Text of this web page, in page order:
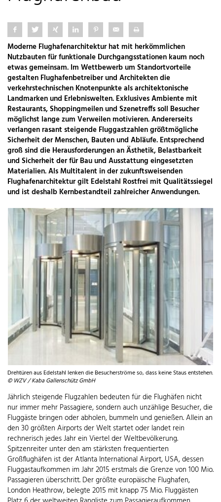
Moderne Flughafenarchitektur hat mit herkömmlichen
Nutzbauten für funktionale Durchgangsstationen kaum noch
etwas gemeinsam. Im Wettbewerb um Standortvorteile
gestalten Flughafenbetreiber und Architekten die
verkehrstechnischen Knotenpunkte als architektonische
Landmarken und Erlebniswelten. Exklusives Ambiente mit
Restaurants, Shoppingmeilen und Szenetreffs soll Besucher
möglichst lange zum Verweilen motivieren. Andererseits
verlangen rasant steigende Fluggastzahlen größtmögliche
Sicherheit der Menschen, Bauten und Abläufe. Entsprechend
groß sind die Herausforderungen an Ästhetik, Belastbarkeit
und Sicherheit der für Bau und Ausstattung eingesetzten
Materialien. Als Multitalent in der zukunftsweisenden
Flughafenarchitektur gilt Edelstahl Rostfrei mit Qualitätssiegel
und ist deshalb Kernbestandteil zahlreicher Anwendungen.
Drehtüren aus Edelstahl lenken die Besucherströme so, dass keine Staus entstehen.
© WZV / Kaba Gallenschütz GmbH
Jährlich steigende Flugzahlen bedeuten für die Flughäfen nicht
nur immer mehr Passagiere, sondern auch unzählige Besucher, die
Fluggäste bringen oder abholen, bummeln und genießen. Allein an
den 30 größten Airports der Welt startet oder landet rein
rechnerisch jedes Jahr ein Viertel der Weltbevölkerung.
Spitzenreiter unter den am stärksten frequentierten
Großflughäfen ist der Atlanta International Airport, USA, dessen
Fluggastaufkommen im Jahr 2015 erstmals die Grenze von 100 Mio.
Passagieren überschritt. Der größte europäische Flughafen,
London Heathrow, belegte 2015 mit knapp 75 Mio. Fluggästen